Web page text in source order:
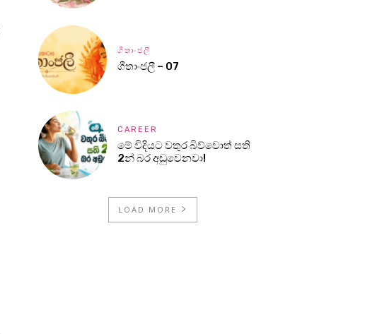
ගීතාංජලී
ගීතාංජලී – 07
CAREER
මේ විදියට වතුර බිව්වොත් සති
2න් බර අඩුවෙනවා!
LOAD MORE